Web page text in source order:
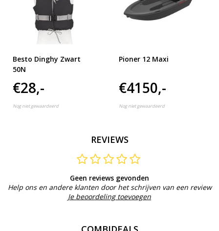
Besto Dinghy Zwart
50N
€28,-
Nog niet gewaardeerd
Pioner 12 Maxi
€4150,-
Nog niet gewaardeerd
REVIEWS
Geen reviews gevonden
Help ons en andere klanten door het schrijven van een review
Je beoordeling toevoegen